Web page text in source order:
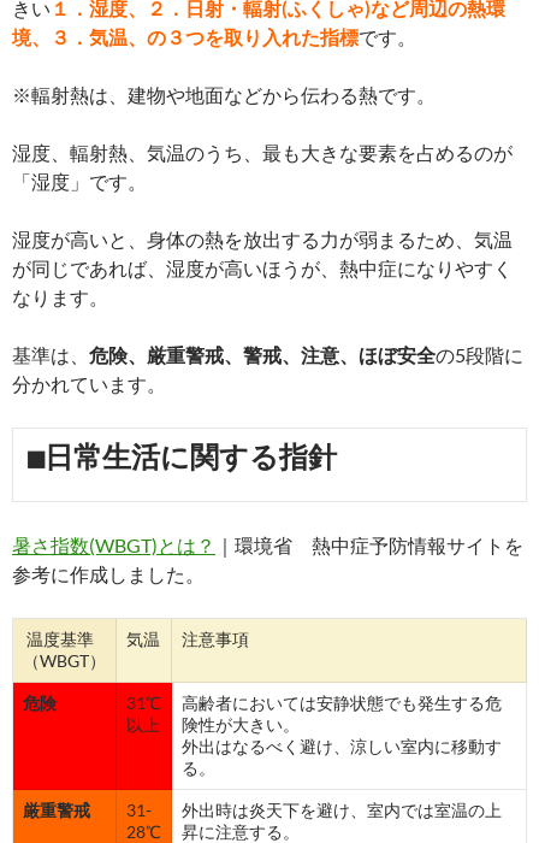
きい １．湿度、２．日射・輻射(ふくしゃ)など周辺の熱環
境、３．気温、の３つを取り入れた指標です。
※輻射熱は、建物や地面などから伝わる熱です。
湿度、輻射熱、気温のうち、最も大きな要素を占めるのが
「湿度」です。
湿度が高いと、身体の熱を放出する力が弱まるため、気温
が同じであれば、湿度が高いほうが、熱中症になりやすく
なります。
基準は、 危険、厳重警戒、警戒、注意、ほぼ安全の5段階に
分かれています。
■日常生活に関する指針
暑さ指数(WBGT)とは？ ｜環境省 熱中症予防情報サイトを
参考に作成しました。
温度基準
（WBGT）
気温 注意事項
危険
31℃
以上
高齢者においては安静状態でも発生する危
険性が大きい。
外出はなるべく避け、涼しい室内に移動す
る。
厳重警戒
31-
28℃
外出時は炎天下を避け、室内では室温の上
昇に注意する。